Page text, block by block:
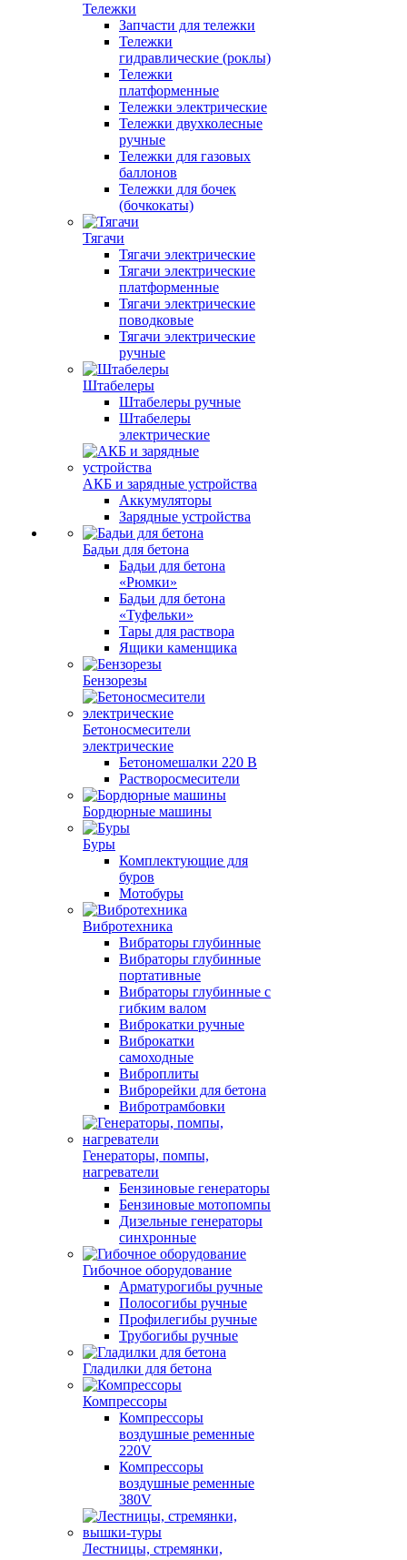
Тележки
Запчасти для тележки
Тележки
гидравлические (роклы)
Тележки
платформенные
Тележки электрические
Тележки двухколесные
ручные
Тележки для газовых
баллонов
Тележки для бочек
(бочкокаты)
Тягачи
Тягачи электрические
Тягачи электрические
платформенные
Тягачи электрические
поводковые
Тягачи электрические
ручные
Штабелеры
Штабелеры ручные
Штабелеры
электрические
АКБ и зарядные устройства
Аккумуляторы
Зарядные устройства
Бадьи для бетона
Бадьи для бетона
«Рюмки»
Бадьи для бетона
«Туфельки»
Тары для раствора
Ящики каменщика
Бензорезы
Бетоносмесители
электрические
Бетономешалки 220 В
Растворосмесители
Бордюрные машины
Буры
Комплектующие для
буров
Мотобуры
Вибротехника
Вибраторы глубинные
Вибраторы глубинные
портативные
Вибраторы глубинные с
гибким валом
Виброкатки ручные
Виброкатки
самоходные
Виброплиты
Виброрейки для бетона
Вибротрамбовки
Генераторы, помпы,
нагреватели
Бензиновые генераторы
Бензиновые мотопомпы
Дизельные генераторы
синхронные
Гибочное оборудование
Арматурогибы ручные
Полосогибы ручные
Профилегибы ручные
Трубогибы ручные
Гладилки для бетона
Компрессоры
Компрессоры
воздушные ременные
220V
Компрессоры
воздушные ременные
380V
Лестницы, стремянки,